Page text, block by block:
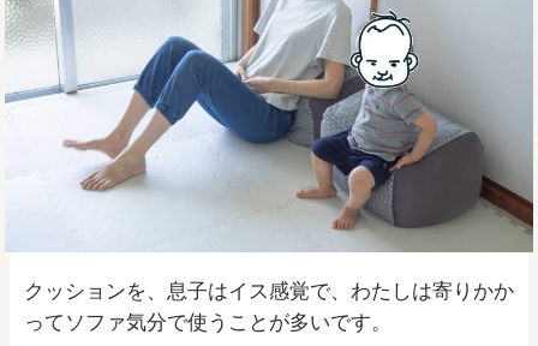
クッションを、息子はイス感覚で、わたしは寄りかか
ってソファ気分で使うことが多いです。